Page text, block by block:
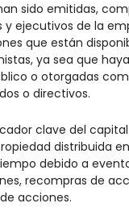
sido emitidas,
ejecutivos de la
que están
ya sea que
o otorgadas
o directivos.
clave del
distribuida
debido a
recompras de
acciones.